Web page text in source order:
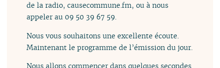
de la radio, causecommune.fm, ou à nous
appeler au 09 50 39 67 59.
Nous vous souhaitons une excellente écoute.
Maintenant le programme de l’émission du jour.
Nous allons commencer dans quelques secondes